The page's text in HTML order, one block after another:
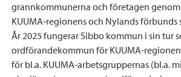
grannkommunerna och företagen
KUUMA-regionens och Nylands förbunds
År 2025 fungerar Sibbo kommun i sin tur
ordförandekommun för KUUMA-
för bl.a. KUUMA-arbetsgruppernas (bl.a.